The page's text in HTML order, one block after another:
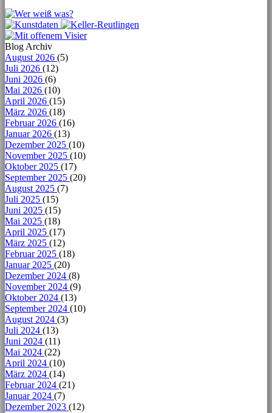
Blog Archiv
August 2026 (5)
Juli 2026 (12)
Juni 2026 (6)
Mai 2026 (10)
April 2026 (15)
März 2026 (18)
Februar 2026 (16)
Januar 2026 (13)
Dezember 2025 (10)
November 2025 (10)
Oktober 2025 (17)
September 2025 (20)
August 2025 (7)
Juli 2025 (15)
Juni 2025 (15)
Mai 2025 (18)
April 2025 (17)
März 2025 (12)
Februar 2025 (18)
Januar 2025 (20)
Dezember 2024 (8)
November 2024 (9)
Oktober 2024 (13)
September 2024 (10)
August 2024 (3)
Juli 2024 (13)
Juni 2024 (11)
Mai 2024 (22)
April 2024 (10)
März 2024 (14)
Februar 2024 (21)
Januar 2024 (7)
Dezember 2023 (12)